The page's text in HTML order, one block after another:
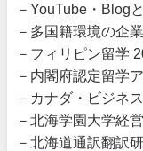
－YouTube・Blog
－多国籍環境の企
－フィリピン留学
－内閣府認定留学
－カナダ・ビジネ
－北海学園大学経
－北海道通訳翻訳